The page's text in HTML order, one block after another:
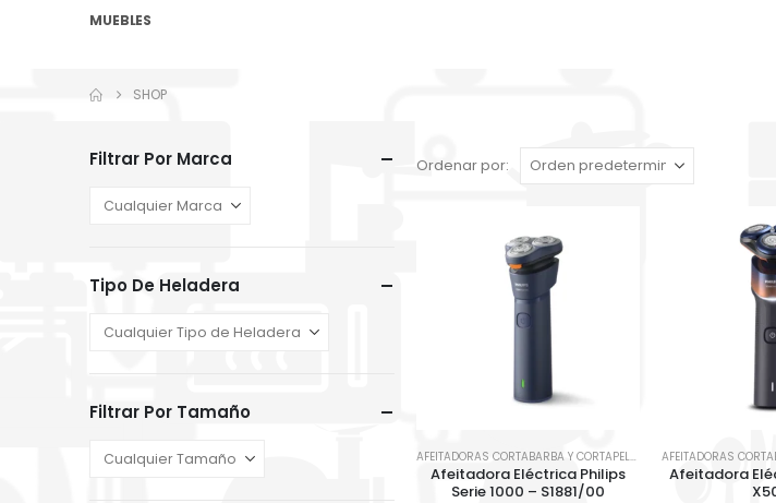
MUEBLES
SHOP
Ordenar por:
AFEITADORAS CORTABARBA Y CORTAPELO SALUD Y BIENESTAR
Afeitadora Eléctrica Philips
Serie 1000 – S1881/00
Afeitadora
Filtrar Por Marca
Tipo De Heladera
Filtrar Por Tamaño